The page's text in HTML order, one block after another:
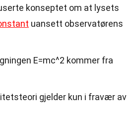
konseptet om at lysets
uansett observatørens
E=mc^2 kommer fra
gjelder kun i fravær av